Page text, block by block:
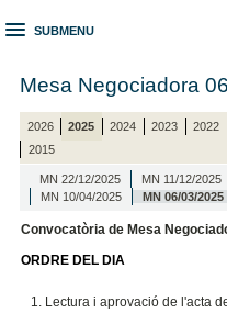
SUBMENU
Mesa Negociadora
2026 2025 2024 2023 2022
2015
MN 22/12/2025 MN 11/12/2025
MN 10/04/2025
MN 06/03/2025
Convocatòria de Mesa
ORDRE DEL DIA
Lectura i aprovació de l'acta